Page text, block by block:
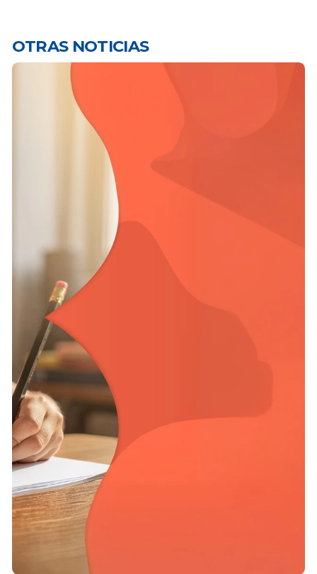
OTRAS NOTICIAS